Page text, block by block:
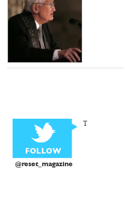
@reset_magazine
T